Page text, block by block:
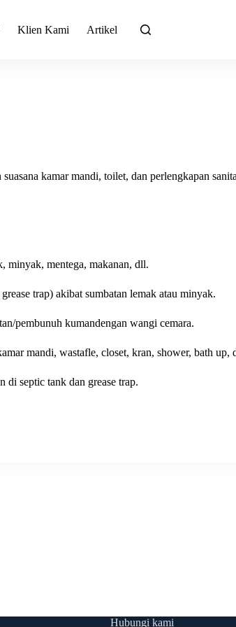
Klien Kami Artikel
kamar mandi, toilet, dan perlengkapan
minyak, mentega, makanan, dll.
trap) akibat sumbatan lemak atau minyak.
pembunuh kumandengan wangi cemara.
mandi, wastafle, closet, kran, shower, bath up,
di septic tank dan grease trap.
Hubungi kami